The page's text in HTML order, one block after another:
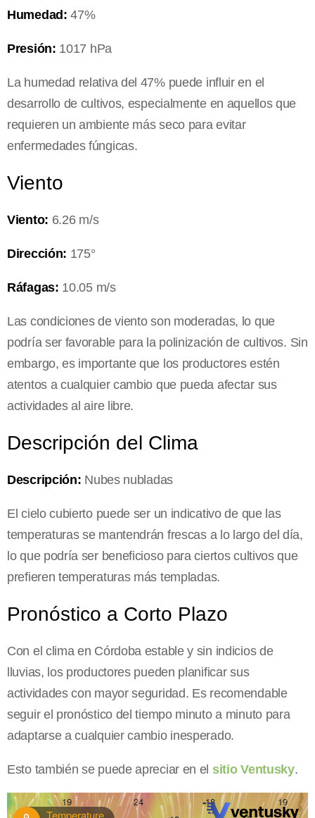
Humedad: 47%
Presión: 1017 hPa
La humedad relativa del 47% puede influir en el
desarrollo de cultivos, especialmente en aquellos que
requieren un ambiente más seco para evitar
enfermedades fúngicas.
Viento
Viento: 6.26 m/s
Dirección: 175°
Ráfagas: 10.05 m/s
Las condiciones de viento son moderadas, lo que
podría ser favorable para la polinización de cultivos. Sin
embargo, es importante que los productores estén
atentos a cualquier cambio que pueda afectar sus
actividades al aire libre.
Descripción del Clima
Descripción: Nubes nubladas
El cielo cubierto puede ser un indicativo de que las
temperaturas se mantendrán frescas a lo largo del día,
lo que podría ser beneficioso para ciertos cultivos que
prefieren temperaturas más templadas.
Pronóstico a Corto Plazo
Con el clima en Córdoba estable y sin indicios de
lluvias, los productores pueden planificar sus
actividades con mayor seguridad. Es recomendable
seguir el pronóstico del tiempo minuto a minuto para
adaptarse a cualquier cambio inesperado.
Esto también se puede apreciar en el sitio Ventusky.